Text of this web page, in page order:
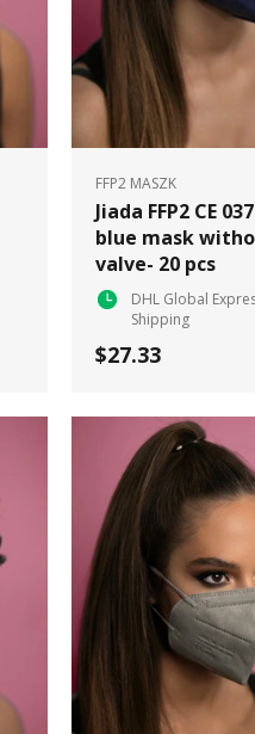
FFP2 MASZK
Jiada FFP2 CE
blue mask
valve- 20 pcs
DHL Global
Shipping
$27.33